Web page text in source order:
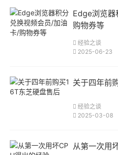
Edge浏览
购物券等
经验之谈
2025-06-23
关于四年前
经验之谈
2025-03-08
从第一次用